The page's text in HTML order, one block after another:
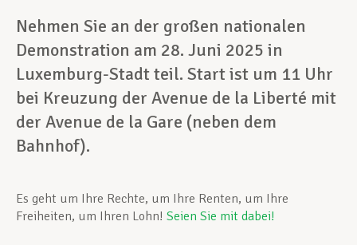
Nehmen Sie an der großen nationalen
Demonstration am 28. Juni 2025 in
Luxemburg-Stadt teil. Start ist um 11 Uhr
bei Kreuzung der Avenue de la Liberté mit
der Avenue de la Gare (neben dem
Bahnhof).
Es geht um Ihre Rechte, um Ihre Renten, um Ihre
Freiheiten, um Ihren Lohn! Seien Sie mit dabei!